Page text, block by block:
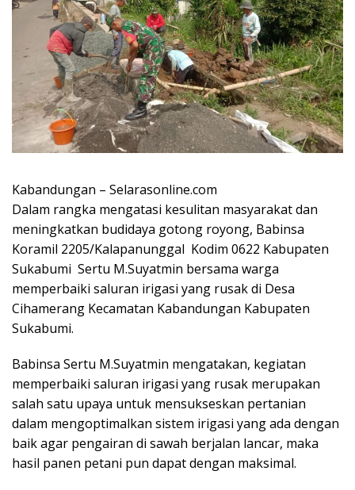
Kabandungan – Selarasonline.com
Dalam rangka mengatasi kesulitan masyarakat dan
meningkatkan budidaya gotong royong, Babinsa
Koramil 2205/Kalapanunggal Kodim 0622 Kabupaten
Sukabumi Sertu M.Suyatmin bersama warga
memperbaiki saluran irigasi yang rusak di Desa
Cihamerang Kecamatan Kabandungan Kabupaten
Sukabumi.
Babinsa Sertu M.Suyatmin mengatakan, kegiatan
memperbaiki saluran irigasi yang rusak merupakan
salah satu upaya untuk mensukseskan pertanian
dalam mengoptimalkan sistem irigasi yang ada dengan
baik agar pengairan di sawah berjalan lancar, maka
hasil panen petani pun dapat dengan maksimal.